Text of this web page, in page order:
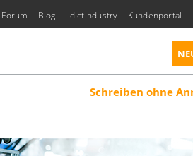
Kundenportal
dictindustry
Blog
Forum
Schreiben ohne